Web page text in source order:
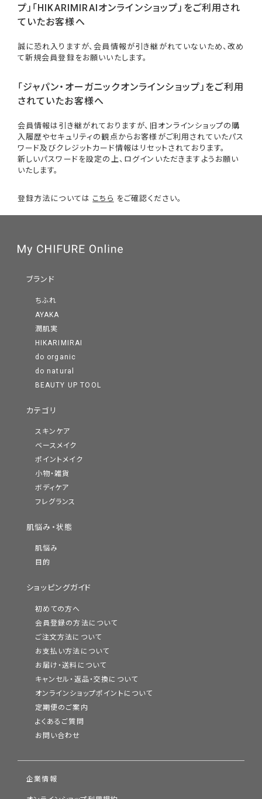
プ」「HIKARIMIRAIオンラインショップ」をご利用され
ていたお客様へ
誠に恐れ入りますが、会員情報が引き継がれていないため、改め
て新規会員登録をお願いいたします。
「ジャパン・オーガニックオンラインショップ」をご利用
されていたお客様へ
会員情報は引き継がれておりますが、旧オンラインショップの購
入履歴やセキュリティの観点からお客様がご利用されていたパス
ワード及びクレジットカード情報はリセットされております。
新しいパスワードを設定の上、ログインいただきますようお願い
いたします。
登録方法については こちら をご確認ください。
ブランド
ちふれ
AYAKA
潤肌実
HIKARIMIRAI
do organic
do natural
BEAUTY UP TOOL
カテゴリ
スキンケア
ベースメイク
ポイントメイク
小物・雑貨
ボディケア
フレグランス
肌悩み・状態
肌悩み
目的
ショッピングガイド
初めての方へ
会員登録の方法について
ご注文方法について
お支払い方法について
お届け・送料について
キャンセル・返品・交換について
オンラインショップポイントについて
定期便のご案内
よくあるご質問
お問い合わせ
企業情報